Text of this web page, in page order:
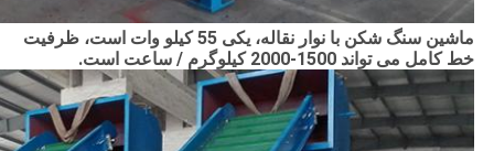
ماشین سنگ شکن با نوار نقاله، یکی 55 کیلو وات است، ظرفیت
خط کامل می تواند 1500-2000 کیلوگرم / ساعت است.